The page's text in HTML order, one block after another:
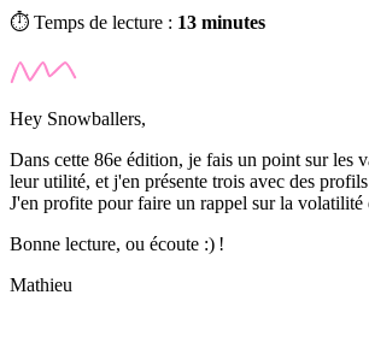
⏱️ Temps de lecture : 13 minutes
Hey Snowballers,
Dans cette 86e édition, je fais un point sur les
leur utilité, et j'en présente trois avec des
J'en profite pour faire un rappel sur la
Bonne lecture, ou écoute :) !
Mathieu